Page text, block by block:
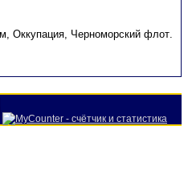
, Оккупация, Черноморский флот.